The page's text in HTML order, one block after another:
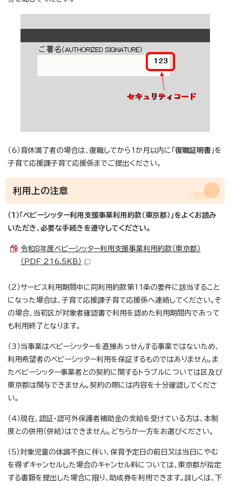
（6）育休満了者の場合は、復職してから1か月以内に「 復職証明書 」を
子育て応援課子育て応援係までご提出ください。
利用上の注意
（1）「ベビーシッター利用支援事業利用約款（東京都）」をよくお読み
いただき、必要な手続きを遵守してください。
令和8年度ベビーシッター利用支援事業利用約款（東京都）
（PDF 216.5KB）
（2）サービス利用期間中に同利用約款第11条の要件に該当すること
になった場合は、子育て応援課子育て応援係へ連絡してください。そ
の場合、当初区が対象者確認書で利用を認めた利用期間内であって
も利用終了となります。
（3）当事業はベビーシッターを直接あっせんする事業ではないため、
利用希望者のベビーシッター利用を保証するものではありません。ま
たベビーシッター事業者との契約に関するトラブルについては区及び
東京都は関与できません。契約の際には内容を十分確認してくださ
い。
（4）現在、認証・認可外保護者補助金の支給を受けている方は、本制
度との併用（併給）はできません。どちらか一方をお選びください。
（5）対象児童の体調不良に伴い、保育予定日の前日又は当日にやむ
を得ずキャンセルした場合のキャンセル料については、東京都が指定
する書類を提出した場合に限り、助成券を利用できます。詳しくは、下